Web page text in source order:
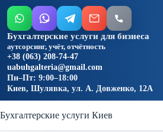
Бухгалтерские услуги для бизнеса
аутсорсинг, учёт, отчётность
+38 (063) 208-74-47
uabuhgalteria@gmail.com
Пн–Пт: 9:00–18:00
Киев, Шулявка, ул. А. Довженко, 12А
Бухгалтерские услуги Киев